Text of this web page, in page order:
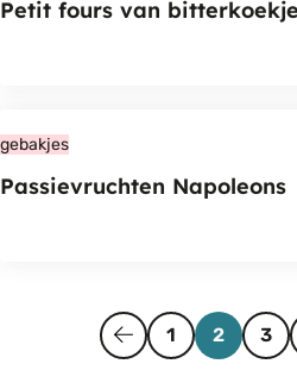
Petit fours van
gebakjes
Passievruchten Napoleons
VorigePagina
1 Pagina
2 3